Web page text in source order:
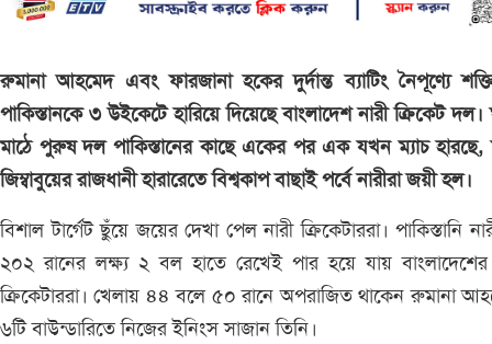
রুমানা আহমেদ এবং ফারজানা হকের দুর্দান্ত ব্যাটিং নৈপূণ্যে
পাকিস্তানকে ৩ উইকেটে হারিয়ে দিয়েছে বাংলাদেশ নারী ক্রিকেট দল।
মাঠে পুরুষ দল পাকিস্তানের কাছে একের পর এক যখন ম্যাচ
জিম্বাবুয়ের রাজধানী হারারেতে বিশ্বকাপ বাছাই পর্বে নারীরা জয়ী হল।
বিশাল টার্গেট ছুঁয়ে জয়ের দেখা পেল নারী ক্রিকেটাররা। পাকিস্তানি
২০২ রানের লক্ষ্য ২ বল হাতে রেখেই পার হয়ে যায় বাংলাদেশের
ক্রিকেটাররা। খেলায় ৪৪ বলে ৫০ রানে অপরাজিত থাকেন রুমানা
৬টি বাউন্ডারিতে নিজের ইনিংস সাজান তিনি।